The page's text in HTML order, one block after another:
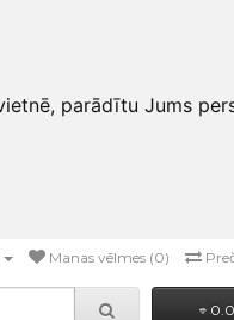
parādītu Jums
Manas vēlmes (0)